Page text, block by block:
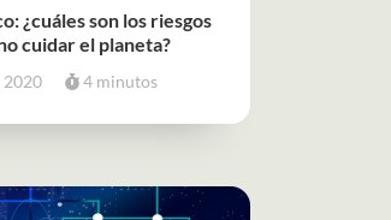
¿cuáles son los riesgos
cuidar el planeta?
4 minutos